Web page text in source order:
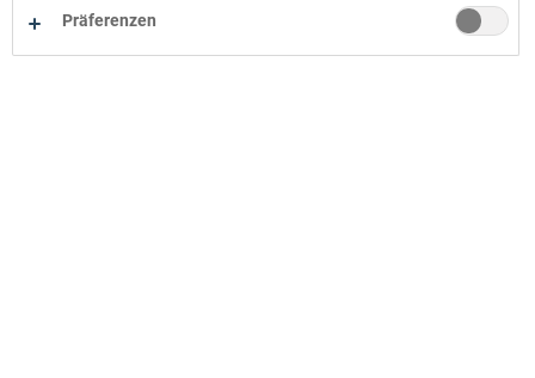
Präferenzen